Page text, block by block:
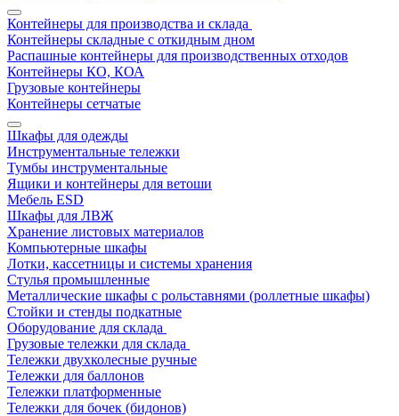
Контейнеры для производства и склада
Контейнеры складные с откидным дном
Распашные контейнеры для производственных отходов
Контейнеры КО, КОА
Грузовые контейнеры
Контейнеры сетчатые
Шкафы для одежды
Инструментальные тележки
Тумбы инструментальные
Ящики и контейнеры для ветоши
Мебель ESD
Шкафы для ЛВЖ
Хранение листовых материалов
Компьютерные шкафы
Лотки, кассетницы и системы хранения
Стулья промышленные
Металлические шкафы с рольставнями (роллетные шкафы)
Стойки и стенды подкатные
Оборудование для склада
Грузовые тележки для склада
Тележки двухколесные ручные
Тележки для баллонов
Тележки платформенные
Тележки для бочек (бидонов)